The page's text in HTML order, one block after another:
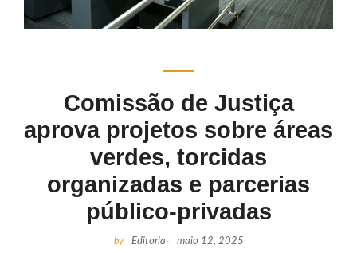
Comissão de Justiça
aprova projetos sobre áreas
verdes, torcidas
organizadas e parcerias
público-privadas
by Editoria- maio 12, 2025